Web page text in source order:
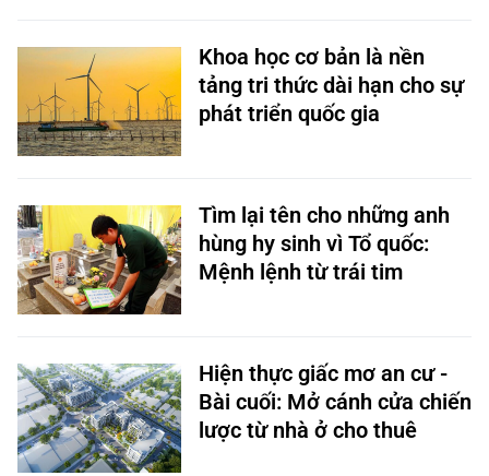
Khoa học cơ bản là nền
tảng tri thức dài hạn cho sự
phát triển quốc gia
Tìm lại tên cho những anh
hùng hy sinh vì Tổ quốc:
Mệnh lệnh từ trái tim
Hiện thực giấc mơ an cư -
Bài cuối: Mở cánh cửa chiến
lược từ nhà ở cho thuê